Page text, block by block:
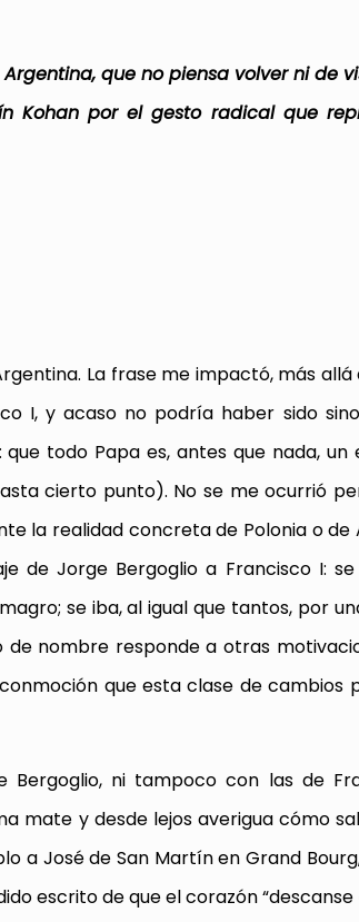
que no piensa volver ni de
Kohan por el gesto radical que
La frase me impactó, más
I, y acaso no podría haber sido
todo Papa es, antes que nada, un
cierto punto). No se me ocurrió
la realidad concreta de Polonia o de
de Jorge Bergoglio a Francisco I:
se iba, al igual que tantos, por
nombre responde a otras
que esta clase de cambios
Bergoglio, ni tampoco con las de
mate y desde lejos averigua cómo
a José de San Martín en Grand
escrito de que el corazón “descanse